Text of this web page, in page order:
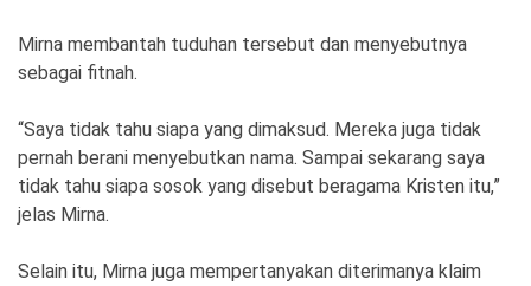
Mirna membantah tuduhan tersebut dan menyebutnya
sebagai fitnah.
“Saya tidak tahu siapa yang dimaksud. Mereka juga tidak
pernah berani menyebutkan nama. Sampai sekarang saya
tidak tahu siapa sosok yang disebut beragama Kristen itu,”
jelas Mirna.
Selain itu, Mirna juga mempertanyakan diterimanya klaim